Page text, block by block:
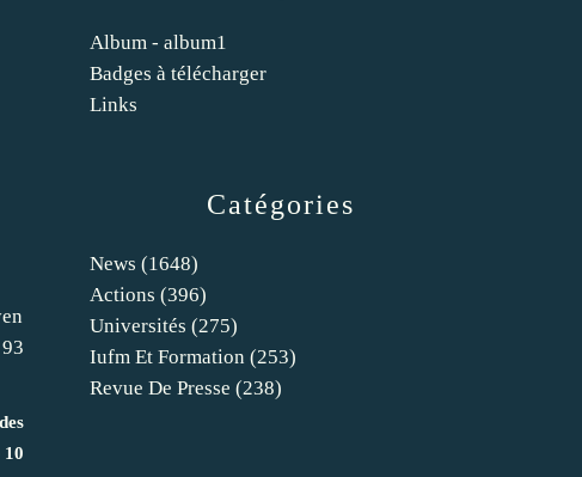
10
Catégories
News (1648)
Actions (396)
Universités (275)
Iufm Et Formation (253)
Revue De Presse (238)
Album - album1
Badges à télécharger
Links